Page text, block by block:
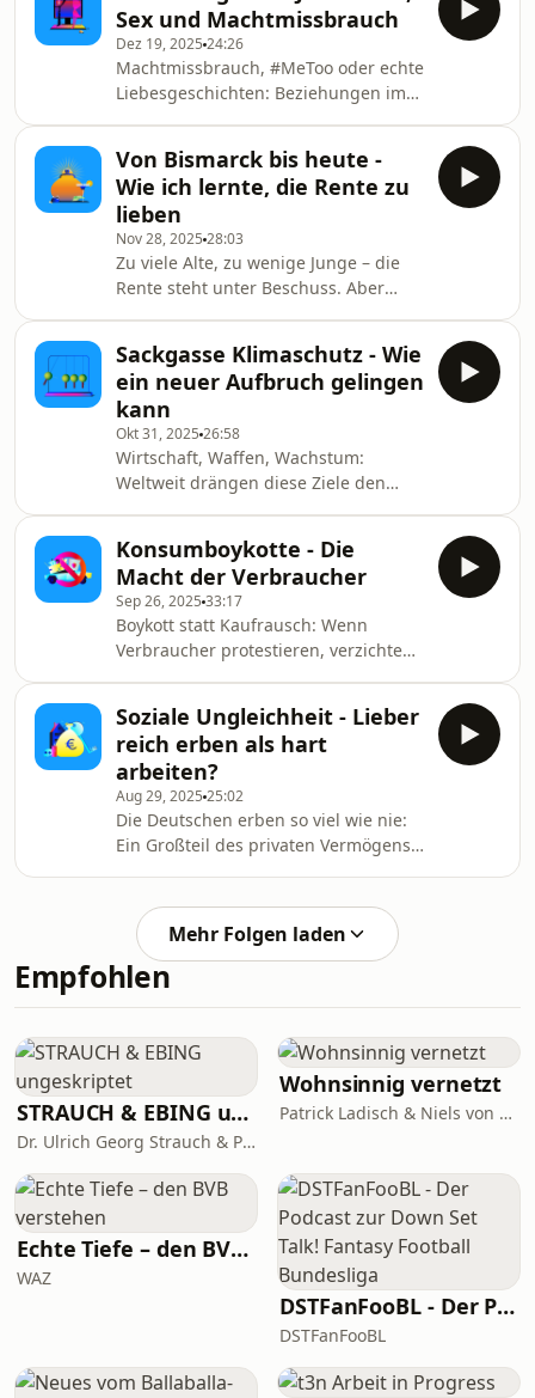
Wirtschaftswunderjahren war eine
Arbeitszeitverkürzung möglich -
warum nicht heute? Pfister, Sandra
Sex und Machtmissbrauch
Dez 19, 2025 24:26
Machtmissbrauch, #MeToo oder echte
Liebesgeschichten: Beziehungen im
von Übergriffen, später kämpfen
Sekretärinnen mit Sexismus. Wie geht
Nähe am Arbeitsplatz - ohne
Abhängigkeit? Krieg, Columba
Von Bismarck bis heute -
Wie ich lernte, die Rente zu
lieben
Nov 28, 2025 28:03
Zu viele Alte, zu wenige Junge – die
Rente steht unter Beschuss. Aber
Rente ist besser als ihr Ruf. Immerhin
hat sie Kriege und Krisen
überstanden in ihren mehr als
hundert Jahren. Becker, Birgid
Sackgasse Klimaschutz - Wie
ein neuer Aufbruch gelingen
kann
Okt 31, 2025 26:58
Wirtschaft, Waffen, Wachstum:
Weltweit drängen diese Ziele den
1990er-Jahren und nach 2015 schien
ein Aufbruch noch möglich. Was hat
damals funktioniert und was fehlt uns
heute? Pfister, Sandra
Konsumboykotte - Die
Macht der Verbraucher
Sep 26, 2025 33:17
Boykott statt Kaufrausch: Wenn
Verbraucher protestieren, verzichten
Trump stoppen? In der Geschichte
gibt es viele erfolgreiche Beispiele:
von der Boston Tea Party bis zum
Shell-Boykott. Pfister, Sandra
Soziale Ungleichheit - Lieber
reich erben als hart
arbeiten?
Aug 29, 2025 25:02
Die Deutschen erben so viel wie nie:
Ein Großteil des privaten Vermögens
bestimmt zunehmend unsere
Möglichkeiten. Das war nicht immer
so - warum ändern wir es dann nicht?
Pfister, Sandra
Mehr Folgen laden
Empfohlen
STRAUCH & EBING ungeskriptet
Dr. Ulrich Georg Strauch & Prof. Dr. Jens Ebing
Wohnsinnig vernetzt
Patrick Ladisch & Niels von Breymann
Echte Tiefe – den BVB verstehen
WAZ
DSTFanFooBL - Der Podcast zur Down Set Talk! Fantasy Football Bundesliga
DSTFanFooBL